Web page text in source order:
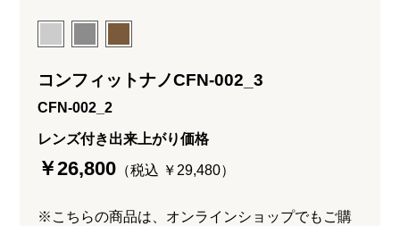
コンフィットナノCFN-002_3
CFN-002_2
レンズ付き出来上がり価格
￥26,800 （税込 ￥29,480）
※こちらの商品は、オンラインショップでもご購